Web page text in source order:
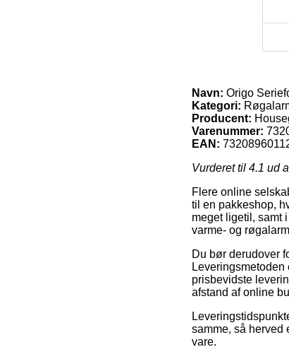
Navn: Origo
Kategori:
Producent:
Varenummer:
EAN:
Vurderet til 4.1 ud
Flere online
til en pakkeshop,
meget ligetil, samt
varme- og
Du bør derudover
prisbevidste
afstand af online
samme, så herved
vare.